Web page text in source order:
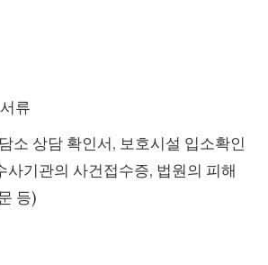
류
소 상담 확인서, 보호시설 입소확인
사기관의 사건접수증, 법원의 피해
등)